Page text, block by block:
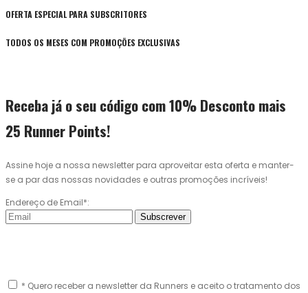
OFERTA ESPECIAL PARA SUBSCRITORES
TODOS OS MESES COM PROMOÇÕES EXCLUSIVAS
Receba já o seu código com 10% Desconto mais
25 Runner Points!
Assine hoje a nossa newsletter para aproveitar esta oferta e manter-
se a par das nossas novidades e outras promoções incríveis!
Endereço de Email*:
Subscrever
* Quero receber a newsletter da Runners e aceito o tratamento dos